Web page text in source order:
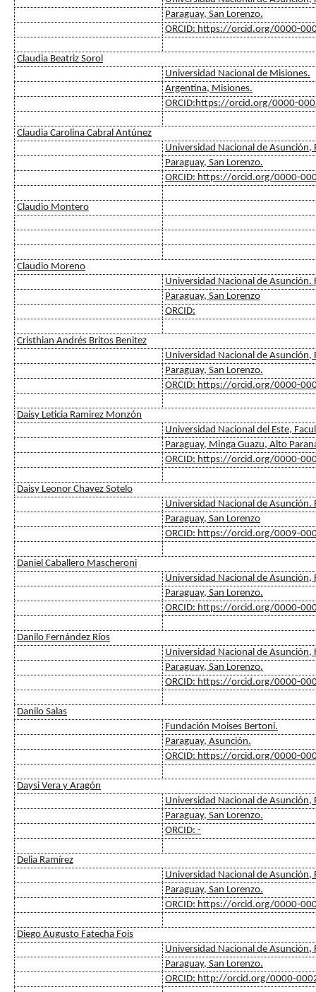
Paraguay, San Lorenzo.
ORCID: https://orcid.org/0000-
Claudia Beatriz Sorol
Universidad Nacional de Misiones.
Argentina, Misiones.
ORCID:https://orcid.org/0000-
Claudia Carolina Cabral Antúnez
Universidad Nacional de Asunción,
Paraguay, San Lorenzo.
ORCID: https://orcid.org/0000-
Claudio Montero
Claudio Moreno
Universidad Nacional de Asunción.
Paraguay, San Lorenzo
ORCID:
Cristhian Andrés Britos Benitez
Universidad Nacional de Asunción,
Paraguay, San Lorenzo.
ORCID: https://orcid.org/0000-
Daisy Leticia Ramirez Monzón
Universidad Nacional del Este,
Paraguay, Minga Guazu, Alto
ORCID: https://orcid.org/0000-
Daisy Leonor Chavez Sotelo
Universidad Nacional de Asunción.
Paraguay, San Lorenzo
ORCID: https://orcid.org/0009-
Daniel Caballero Mascheroni
Universidad Nacional de Asunción,
Paraguay, San Lorenzo.
ORCID: https://orcid.org/0000-
Danilo Fernández Ríos
Universidad Nacional de Asunción,
Paraguay, San Lorenzo.
ORCID: https://orcid.org/0000-
Danilo Salas
Fundación Moises Bertoni.
Paraguay, Asunción.
ORCID: https://orcid.org/0000-
Daysi Vera y Aragón
Universidad Nacional de Asunción,
Paraguay, San Lorenzo.
ORCID: -
Delia Ramírez
Universidad Nacional de Asunción,
Paraguay, San Lorenzo.
ORCID: https://orcid.org/0000-
Diego Augusto Fatecha Fois
Universidad Nacional de Asunción,
Paraguay, San Lorenzo.
ORCID: http://orcid.org/0000-